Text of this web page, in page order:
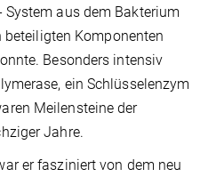
System aus dem Bakterium
beteiligten Komponenten
Besonders intensiv
ein Schlüsselenzym
Meilensteine der
Jahre.
er fasziniert von dem neu